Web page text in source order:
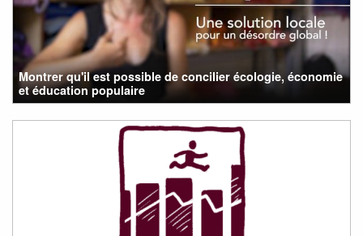
Montrer qu'il est possible de concilier écologie, économie
et éducation populaire